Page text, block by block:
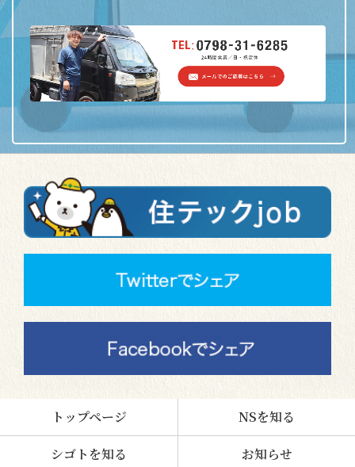
トップページ NSを知る
シゴトを知る お知らせ